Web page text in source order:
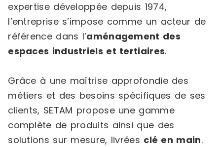
expertise développée depuis 1974,
l’entreprise s’impose comme un acteur de
référence dans l’aménagement des
espaces industriels et tertiaires.
Grâce à une maîtrise approfondie des
métiers et des besoins spécifiques de ses
clients, SETAM propose une gamme
complète de produits ainsi que des
solutions sur mesure, livrées clé en main.